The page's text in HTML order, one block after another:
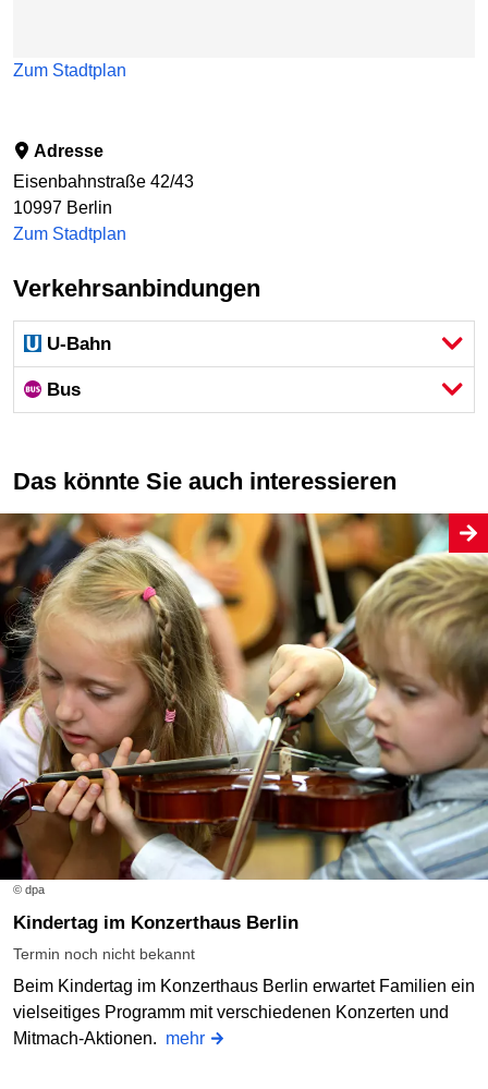
Zum Stadtplan
Adresse
Eisenbahnstraße 42/43
10997 Berlin
Zum Stadtplan
Verkehrsanbindungen
U-Bahn
Bus
Das könnte Sie auch interessieren
© dpa
Kindertag im Konzerthaus Berlin
Termin noch nicht bekannt
Beim Kindertag im Konzerthaus Berlin erwartet Familien ein
vielseitiges Programm mit verschiedenen Konzerten und
Mitmach-Aktionen. mehr